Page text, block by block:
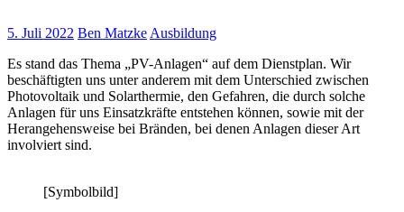
5. Juli 2022 Ben Matzke Ausbildung
Es stand das Thema „PV-Anlagen“ auf dem Dienstplan. Wir
beschäftigten uns unter anderem mit dem Unterschied zwischen
Photovoltaik und Solarthermie, den Gefahren, die durch solche
Anlagen für uns Einsatzkräfte entstehen können, sowie mit der
Herangehensweise bei Bränden, bei denen Anlagen dieser Art
involviert sind.
[Symbolbild]